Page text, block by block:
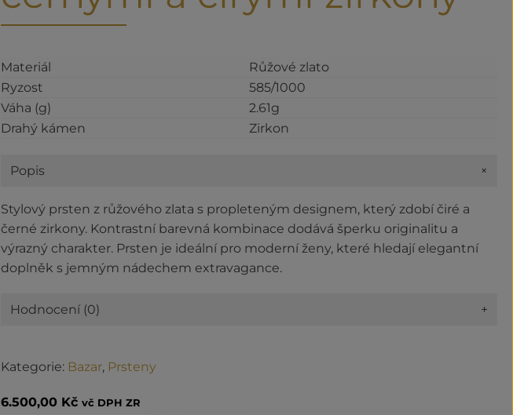
Materiál
Růžové zlato
Ryzost
585/1000
Váha (g)
2.61g
Drahý kámen
Zirkon
Popis +
Stylový prsten z růžového zlata s propleteným designem, který zdobí čiré a
černé zirkony. Kontrastní barevná kombinace dodává šperku originalitu a
výrazný charakter. Prsten je ideální pro moderní ženy, které hledají elegantní
doplněk s jemným nádechem extravagance.
Hodnocení (0) +
Kategorie: Bazar, Prsteny
6.500,00 Kč vč DPH ZR